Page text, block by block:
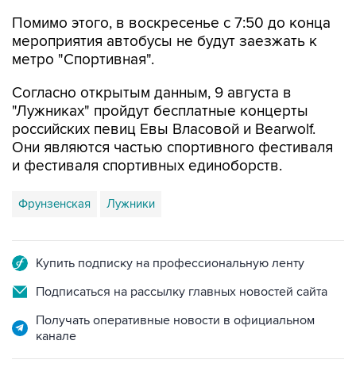
Помимо этого, в воскресенье с 7:50 до конца
мероприятия автобусы не будут заезжать к
метро "Спортивная".
Согласно открытым данным, 9 августа в
"Лужниках" пройдут бесплатные концерты
российских певиц Евы Власовой и Bearwolf.
Они являются частью спортивного фестиваля
и фестиваля спортивных единоборств.
Фрунзенская Лужники
Купить подписку на профессиональную ленту
Подписаться на рассылку главных новостей сайта
Получать оперативные новости в официальном
канале